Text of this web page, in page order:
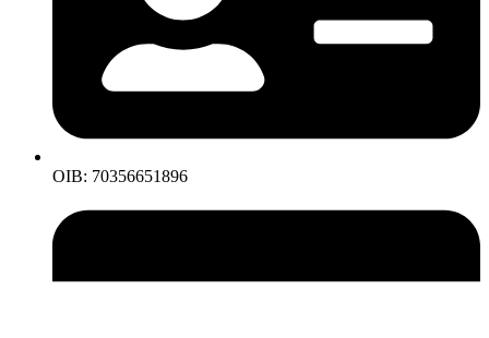
OIB: 70356651896